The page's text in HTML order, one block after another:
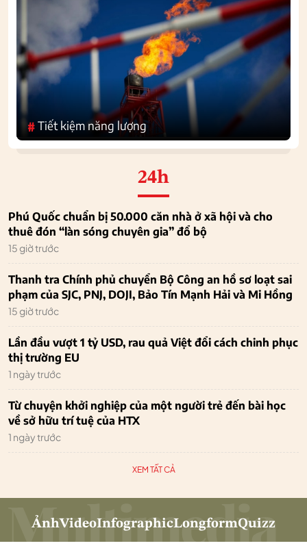
#Tiết kiệm năng lượng
24h
Phú Quốc chuẩn bị 50.000 căn nhà ở xã hội và cho
thuê đón “làn sóng chuyên gia” đổ bộ
15 giờ trước
Thanh tra Chính phủ chuyển Bộ Công an hồ sơ loạt sai
phạm của SJC, PNJ, DOJI, Bảo Tín Mạnh Hải và Mi Hồng
15 giờ trước
Lần đầu vượt 1 tỷ USD, rau quả Việt đổi cách chinh phục
thị trường EU
1 ngày trước
Từ chuyện khởi nghiệp của một người trẻ đến bài học
về sở hữu trí tuệ của HTX
1 ngày trước
XEM TẤT CẢ
ẢnhVideoInfographicLongformQuizz